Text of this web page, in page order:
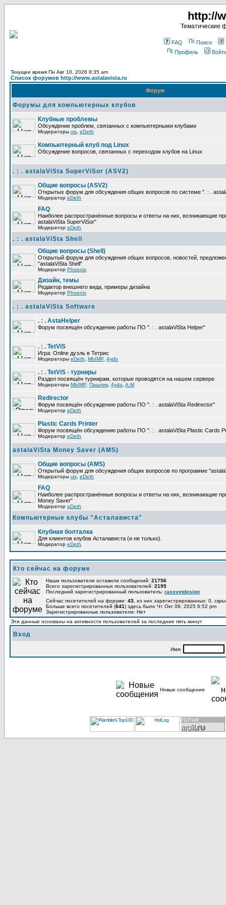
http://
Тематические
FAQ Поиск
Профиль
Текущее время Пн Авг 10, 2026 8:35 am
Список форумов http://www.astalavista.ru
Форум
Форумы для компьютерных клубов
Клубные проблемы
Обсуждение проблем, связанных с компьютерными клубами
Модераторы vis eDeth
Компьютерный клуб под Linux
Обсуждение вопросов, связанных с переходом клубов на Linux
. : . astalaViSta SuperViSor (ASV2)
Общие вопросы (ASV2)
Открытых форум для обсуждения общих вопросов по системе ". : .
Модератор eDeth
FAQ
Наиболее распространённые вопросы и ответы на них, возникающие
astalaViSta SuperViSor"
Модератор eDeth
. : . astalaViSta Shell
Общие вопросы (Shell)
Открытый форум для обсуждения общих вопросов, новостей,
"astalaViSta Shell"
Модератор Phoenix
Дизайн, темы
Редактор внешнего вида, примеры дизайна
Модератор Phoenix
. : . astalaViSta Software
. : . AstaHelper
Форум посвящён обсуждению работы ПО ". : . astalaViSta Helper"
. : . TetViS
Игра: Online дуэль в Тетрис
Модераторы eDeth MbIMP 4ydo
. : . TetViS - турниры
Раздел посвящён турнирам, которые проводятся на нашем сервере
Модераторы MbIMP Пашлик 4ydo A:M
Redirector
Форум посвящён обсуждению работы ПО ". : . astalaViSta Redirector"
Модератор eDeth
Plastic Cards Printer
Форум посвящён обсуждению работы ПО ". : . astalaViSta Plastic Cards
Модератор eDeth
astalaViSta Money Saver (AMS)
Общие вопросы (AMS)
Открытый форум для обсуждения общих вопросов по программе
Модераторы vis eDeth
FAQ
Наиболее распространённые вопросы и ответы на них, возникающие
Money Saver"
Модератор eDeth
Компьютерные клубы "Асталависта"
Клубная болталка
Для клиентов клубов Асталависта (и не только).
Модератор eDeth
Кто сейчас на форуме
Наши пользователи оставили сообщений: 21756
Всего зарегистрированных пользователей: 2195
Последний зарегистрированный пользователь: rassvetdesign
Сейчас посетителей на форуме: 43 , из них зарегистрированных: 0,
Больше всего посетителей (641) здесь было Чт Окт 09, 2025 6:52 pm
Зарегистрированные пользователи: Нет
Эти данные основаны на активности пользователей за последние пять минут
Вход
Имя:
Новые сообщения